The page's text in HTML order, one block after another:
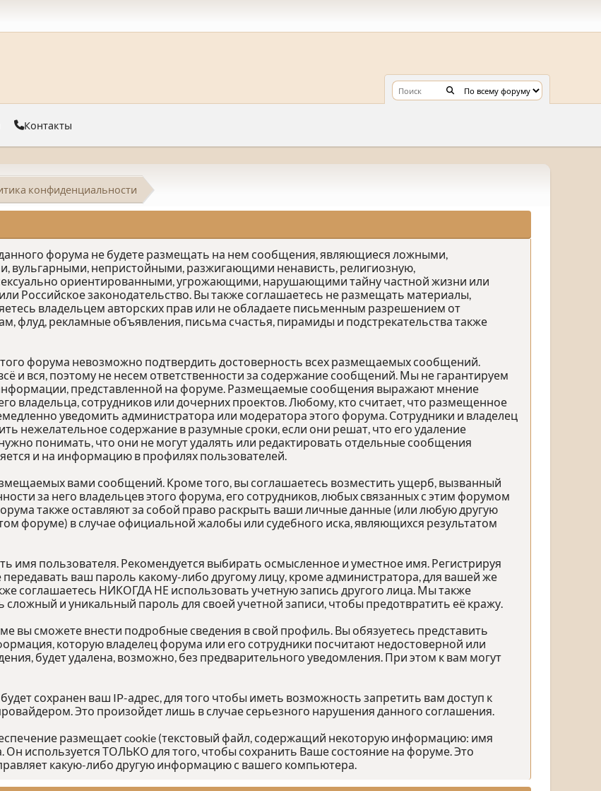
Контакты
конфиденциальности
форума не будете размещать на нем сообщения, являющиеся ложными,
вульгарными, непристойными, разжигающими ненависть, религиозную,
ориентированными, угрожающими, нарушающими тайну частной жизни или
законодательство. Вы также соглашаетесь не размещать материалы,
владельцем авторских прав или не обладаете письменным разрешением от
флуд, рекламные объявления, письма счастья, пирамиды и подстрекательства также
форума невозможно подтвердить достоверность всех размещаемых сообщений.
и вся, поэтому не несем ответственности за содержание сообщений. Мы не гарантируем
представленной на форуме. Размещаемые сообщения выражают мнение
владельца, сотрудников или дочерних проектов. Любому, кто считает, что размещенное
уведомить администратора или модератора этого форума. Сотрудники и владелец
нежелательное содержание в разумные сроки, если они решат, что его удаление
понимать, что они не могут удалять или редактировать отдельные сообщения
и на информацию в профилях пользователей.
вами сообщений. Кроме того, вы соглашаетесь возместить ущерб, вызванный
за него владельцев этого форума, его сотрудников, любых связанных с этим форумом
также оставляют за собой право раскрыть ваши личные данные (или любую другую
форуме) в случае официальной жалобы или судебного иска, являющихся результатом
имя пользователя. Рекомендуется выбирать осмысленное и уместное имя. Регистрируя
передавать ваш пароль какому-либо другому лицу, кроме администратора, для вашей же
соглашаетесь НИКОГДА НЕ использовать учетную запись другого лица. Мы также
и уникальный пароль для своей учетной записи, чтобы предотвратить её кражу.
вы сможете внести подробные сведения в свой профиль. Вы обязуетесь представить
которую владелец форума или его сотрудники посчитают недостоверной или
будет удалена, возможно, без предварительного уведомления. При этом к вам могут
сохранен ваш IP-адрес, для того чтобы иметь возможность запретить вам доступ к
Это произойдет лишь в случае серьезного нарушения данного соглашения.
размещает cookie (текстовый файл, содержащий некоторую информацию: имя
Он используется ТОЛЬКО для того, чтобы сохранить Ваше состояние на форуме. Это
какую-либо другую информацию с вашего компьютера.